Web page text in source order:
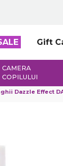
Gift
CAMERA
COPILULUI
Dazzle Effect